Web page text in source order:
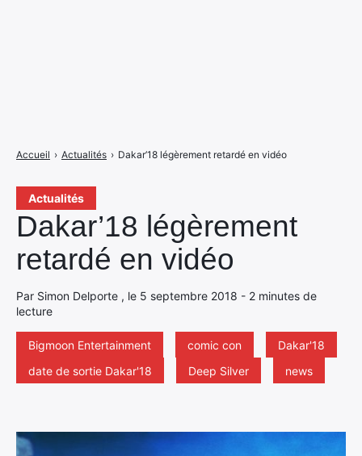
Actualités
Dakar’18 légèrement
retardé en vidéo
Par Simon Delporte , le 5 septembre 2018 - 2 minutes de
lecture
Bigmoon Entertainment comic con
Dakar'18
date de sortie Dakar'18
Deep Silver news
Accueil › Actualités › Dakar’18 légèrement retardé en vidéo